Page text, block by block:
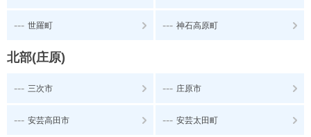
--- 世羅町 --- 神石高原町
北部(庄原)
--- 三次市 --- 庄原市
--- 安芸高田市 --- 安芸太田町